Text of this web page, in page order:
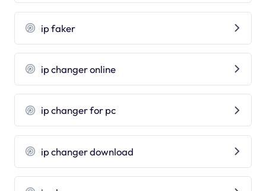
ip faker
ip changer online
ip changer for pc
ip changer download